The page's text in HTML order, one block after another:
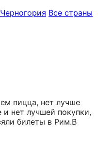
Черногория Все страны
пицца, нет лучше
нет лучшей покупки,
билеты в Рим.В